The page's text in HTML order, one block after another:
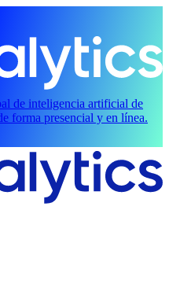
de inteligencia artificial de
forma presencial y en línea.